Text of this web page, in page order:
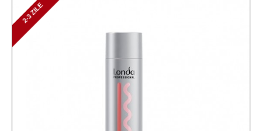
2-3 ZILE
2-3 ZILE